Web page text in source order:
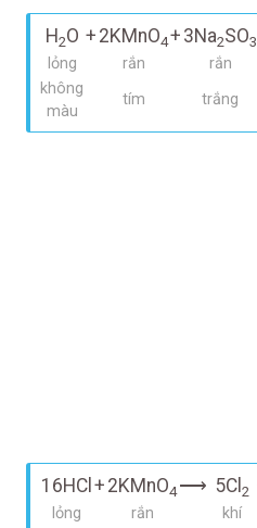
H 2O + 2KMnO4+ 3Na2SO3
lỏng rắn rắn
không
màu
tím trắng
16HCl + 2KMnO4 ⟶ 5Cl 2
lỏng rắn khí